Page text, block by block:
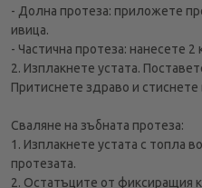
- Долна протеза: приложете
ивица.
- Частична протеза: нанесете 2
2. Изплакнете устата.
Притиснете здраво и стиснете
Сваляне на зъбната протеза:
1. Изплакнете устата с топла
протезата.
2. Остатъците от фиксиращия